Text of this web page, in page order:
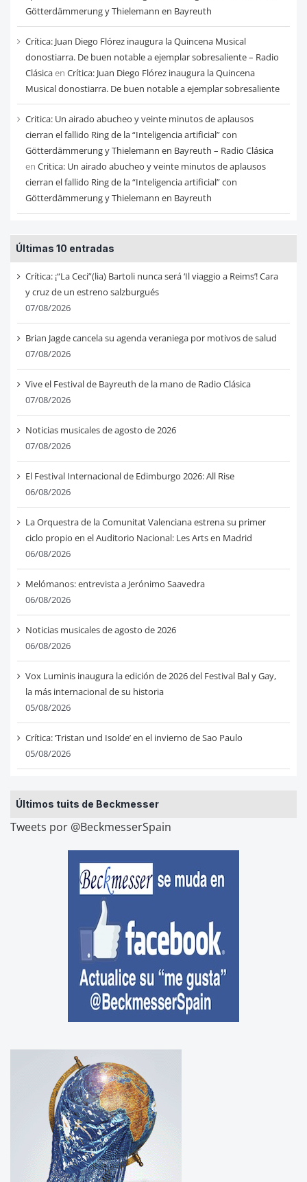
Götterdämmerung y Thielemann en Bayreuth
Crítica: Juan Diego Flórez inaugura la Quincena Musical
donostiarra. De buen notable a ejemplar sobresaliente – Radio
Clásicaen Crítica: Juan Diego Flórez inaugura la Quincena
Musical donostiarra. De buen notable a ejemplar sobresaliente
Critica: Un airado abucheo y veinte minutos de aplausos
cierran el fallido Ring de la “Inteligencia artificial” con
Götterdämmerung y Thielemann en Bayreuth – Radio Clásica
en Critica: Un airado abucheo y veinte minutos de aplausos
cierran el fallido Ring de la “Inteligencia artificial” con
Götterdämmerung y Thielemann en Bayreuth
Últimas 10 entradas
Crítica: ¡“La Ceci”(lia) Bartoli nunca será ‘Il viaggio a Reims’! Cara
y cruz de un estreno salzburgués
07/08/2026
Brian Jagde cancela su agenda veraniega por motivos de salud
07/08/2026
Vive el Festival de Bayreuth de la mano de Radio Clásica
07/08/2026
Noticias musicales de agosto de 2026
07/08/2026
El Festival Internacional de Edimburgo 2026: All Rise
06/08/2026
La Orquestra de la Comunitat Valenciana estrena su primer
ciclo propio en el Auditorio Nacional: Les Arts en Madrid
06/08/2026
Melómanos: entrevista a Jerónimo Saavedra
06/08/2026
Noticias musicales de agosto de 2026
06/08/2026
Vox Luminis inaugura la edición de 2026 del Festival Bal y Gay,
la más internacional de su historia
05/08/2026
Crítica: ‘Tristan und Isolde’ en el invierno de Sao Paulo
05/08/2026
Últimos tuits de Beckmesser
Tweets por @BeckmesserSpain